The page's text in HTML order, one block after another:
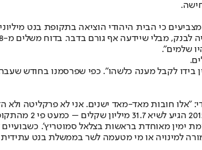
כי הבית היהודי הוציאה בתקופת בנט
שלמים".
בידו לקבל מענה כלשהו". כפי שפרסמנו בחודש
חובות מאד-מאד ישנים. אני לא פרקליטה ולא
למינויה או מי מטעמה לשר בממשלת בנט